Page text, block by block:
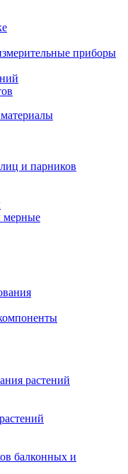
приборы
и парников
мерные
растений
балконных и